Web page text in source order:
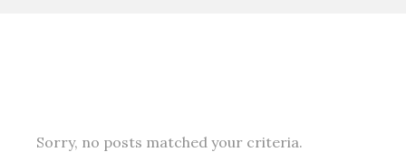
Sorry, no posts matched your criteria.